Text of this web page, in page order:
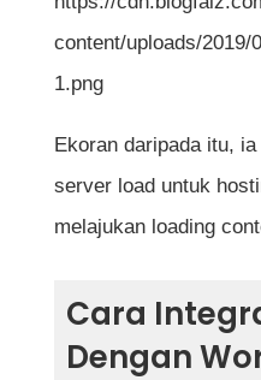
content/uploads/2019/
1.png
Ekoran daripada itu,
server load untuk
melajukan loading
Cara
Dengan